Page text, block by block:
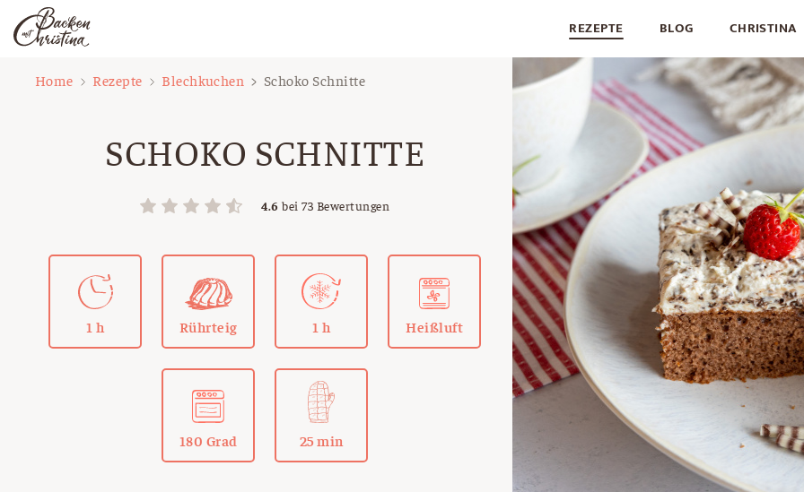
Inhalt
REZEPTE BLOG CHRISTINA
Home Rezepte Blechkuchen Schoko Schnitte
SCHOKO SCHNITTE
4.6 bei73 Bewertungen
1 h Rührteig 1 h Heißluft
180 Grad 25 min